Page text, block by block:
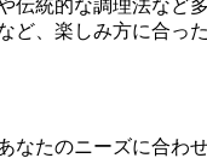
統的な調理法など
、楽しみ方に合っ
たのニーズに合わ